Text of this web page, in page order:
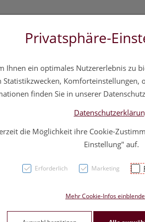
Hautpflege Familie
Privatsphäre-
Ihnen ein optimales Nutzererlebnis zu
Komforteinstellungen,
finden Sie in unserer
die Möglichkeit ihre Cookie-
Einstellung" auf.
Erforderlich Marketing
Mehr Cookie-Infos